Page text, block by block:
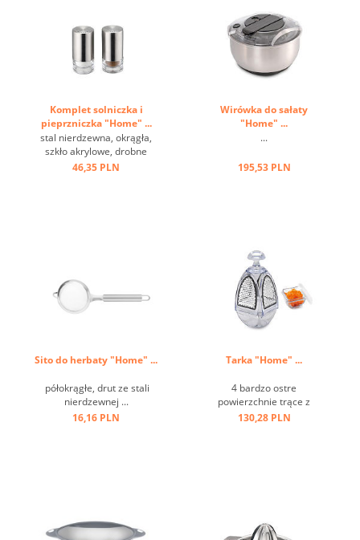
Komplet solniczka i
pieprzniczka "Home" ...
stal nierdzewna, okrągła,
szkło akrylowe, drobne
dziurki ...
46,35 PLN
Wirówka do sałaty
"Home" ...
...
195,53 PLN
Sito do herbaty "Home" ...
półokrągłe, drut ze stali
nierdzewnej ...
16,16 PLN
Tarka "Home" ...
4 bardzo ostre
powierzchnie trące z
pojemnikiem ...
130,28 PLN